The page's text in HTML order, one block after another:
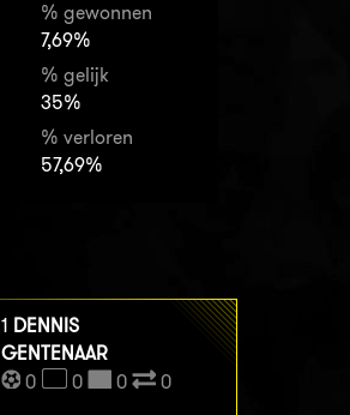
% gewonnen
7,69%
% gelijk
35%
% verloren
57,69%
1 DENNIS
GENTENAAR
0
0 0 0